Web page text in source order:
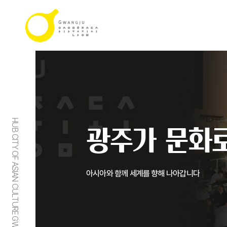
HUB CITY OF ASIAN CULTURE GWANGJU 광주가 문화
아시아와 함께 세계를 향해 나아갑니다